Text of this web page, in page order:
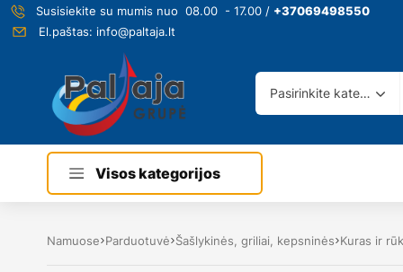
Susisiekite su mumis nuo 08.00 - 17.00 / +37069498550
El.paštas: info@paltaja.lt
Pasirinkite kategoriją
Visos kategorijos
Namuose Parduotuvė Šašlykinės, griliai, kepsninės Kuras ir